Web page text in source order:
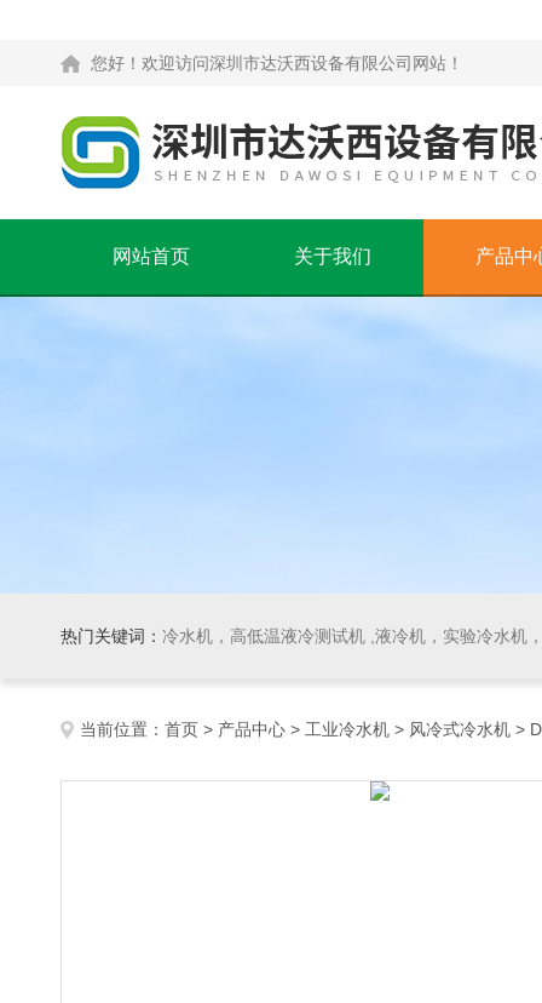
您好！欢迎访问深圳市达沃西设备有限公司网站！
网站首页 关于我们 产品中
热门关键词： 冷水机，高低温液冷测试机 ,液冷机，实验冷水机，
当前位置： 首页 > 产品中心 > 工业冷水机 > 风冷式冷水机 >